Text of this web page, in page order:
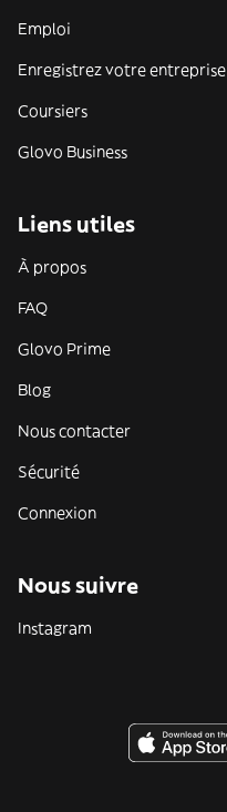
Emploi
Enregistrez votre entreprise
Coursiers
Glovo Business
Liens utiles
À propos
FAQ
Glovo Prime
Blog
Nous contacter
Sécurité
Connexion
Nous suivre
Instagram